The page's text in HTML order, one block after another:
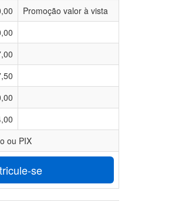
Promoção valor à vista
ou PIX
se